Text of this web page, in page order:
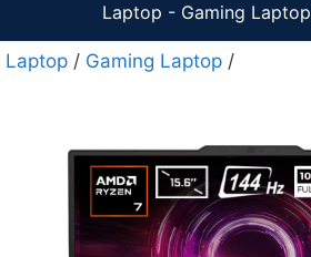
Laptop - Gaming Laptop
Laptop / Gaming Laptop /